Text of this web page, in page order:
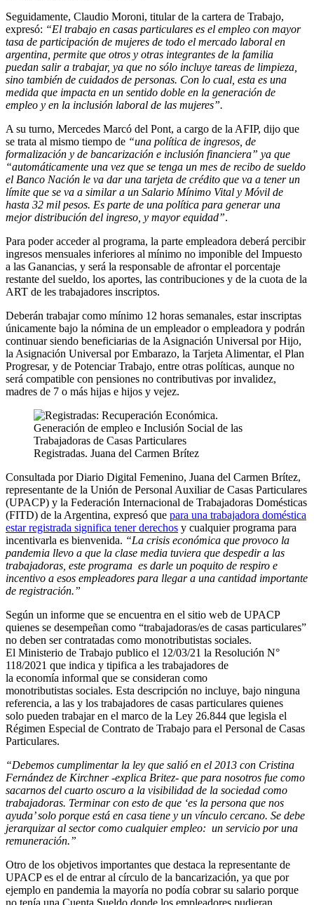
Seguidamente, Claudio Moroni, titular de la cartera de Trabajo,
expresó: “El trabajo en casas particulares es el empleo con mayor
tasa de participación de mujeres de todo el mercado laboral en
argentina, permite que otros y otras integrantes de la familia
puedan salir a trabajar, ya que no sólo incluye tareas de limpieza,
sino también de cuidados de personas. Con lo cual, esta es una
medida que impacta en un sentido doble en la generación de
empleo y en la inclusión laboral de las mujeres”.
A su turno, Mercedes Marcó del Pont, a cargo de la AFIP, dijo que
se trata al mismo tiempo de “una política de ingresos, de
formalización y de bancarización e inclusión financiera” ya que
“automáticamente una vez que se tenga un mes de recibo de sueldo
el Banco Nación le va dar una tarjeta de crédito que va a tener un
límite que se va a similar a un Salario Mínimo Vital y Móvil de
hasta 32 mil pesos. Es parte de una política para generar una
mejor distribución del ingreso, y mayor equidad”.
Para poder acceder al programa, la parte empleadora deberá percibir
ingresos mensuales inferiores al mínimo no imponible del Impuesto
a las Ganancias, y será la responsable de afrontar el porcentaje
restante del sueldo, los aportes, las contribuciones y de la cuota de la
ART de les trabajadores inscriptos.
Deberán trabajar como mínimo 12 horas semanales, estar inscriptas
únicamente bajo la nómina de un empleador o empleadora y podrán
continuar siendo beneficiarias de la Asignación Universal por Hijo,
la Asignación Universal por Embarazo, la Tarjeta Alimentar, el Plan
Progresar, y de Potenciar Trabajo, entre otras políticas, aunque no
será compatible con pensiones no contributivas por invalidez,
madres de 7 o más hijas e hijos y vejez.
Registradas. Juana del Carmen Brítez
Consultada por Diario Digital Femenino, Juana del Carmen Brítez,
representante de la Unión de Personal Auxiliar de Casas Particulares
(UPACP) y la Federación Internacional de Trabajadoras Domésticas
(FITD) de la Argentina, expresó que para una trabajadora doméstica
estar registrada significa tener derechos y cualquier programa para
incentivarla es bienvenida. “La crisis económica que provoco la
pandemia llevo a que la clase media tuviera que despedir a las
trabajadoras, este programa es darle un poquito de respiro e
incentivo a esos empleadores para llegar a una cantidad importante
de registración.”
Según un informe que se encuentra en el sitio web de UPACP
quienes se desempeñan como “trabajadoras/es de casas particulares”
no deben ser contratadas como monotributistas sociales.
El Ministerio de Trabajo publico el 12/03/21 la Resolución N°
118/2021 que indica y tipifica a les trabajadores de
la economía informal que se consideran como
monotributistas sociales. Esta descripción no incluye, bajo ninguna
referencia, a las y los trabajadores de casas particulares quienes
solo pueden trabajar en el marco de la Ley 26.844 que legisla el
Régimen Especial de Contrato de Trabajo para el Personal de Casas
Particulares.
“Debemos cumplimentar la ley que salió en el 2013 con Cristina
Fernández de Kirchner -explica Britez- que para nosotros fue como
sacarnos del cuarto oscuro a la visibilidad de la sociedad como
trabajadoras. Terminar con esto de que ‘es la persona que nos
ayuda’ solo porque está en casa tiene y un vínculo cercano. Se debe
jerarquizar al sector como cualquier empleo: un servicio por una
remuneración.”
Otro de los objetivos importantes que destaca la representante de
UPACP es el de entrar al círculo de la bancarización, ya que por
ejemplo en pandemia la mayoría no podía cobrar su salario porque